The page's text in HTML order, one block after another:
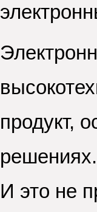
продукт,
решениях.
И это не